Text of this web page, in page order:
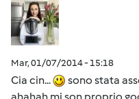
Mar, 01/07/2014 - 15:18
Cia cin...
sono stata